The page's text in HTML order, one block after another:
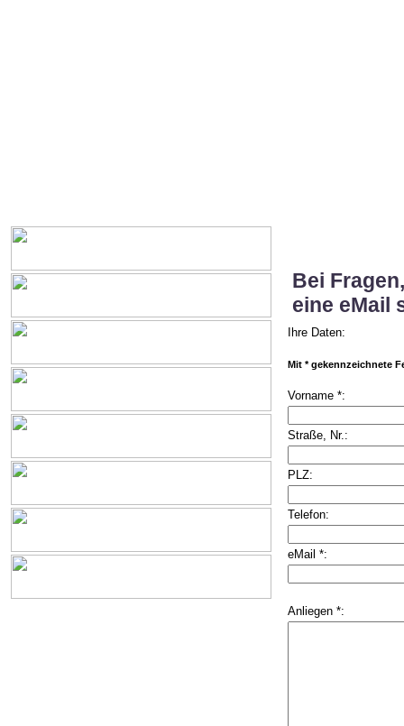
Bei
eine eMail
Ihre Daten:
Mit * gekennzeichnete
Vorname *:
Straße, Nr.:
PLZ:
Telefon:
eMail *:
Anliegen *: